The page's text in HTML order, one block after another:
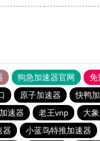
狗急加速器官网 免
原子加速器 快鸭
速器 老王vnp 大
器 小蓝鸟特推加速器